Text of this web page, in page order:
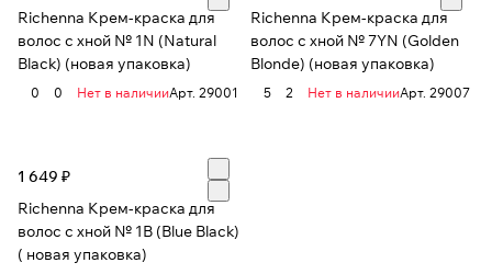
Richenna Крем-краска для
волос с хной № 1N (Natural
Black) (новая упаковка)
0 0 Нет в наличииАрт. 29001
Richenna Крем-краска для
волос с хной № 7YN (Golden
Blonde) (новая упаковка)
5 2 Нет в наличииАрт. 29007
1 649 ₽
Richenna Крем-краска для
волос с хной № 1B (Blue Black)
( новая упаковка)